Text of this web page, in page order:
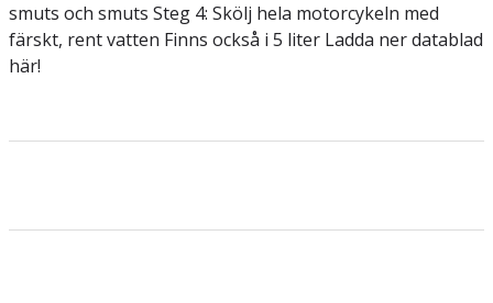
smuts och smuts Steg 4: Skölj hela motorcykeln med
färskt, rent vatten Finns också i 5 liter Ladda ner datablad
här!